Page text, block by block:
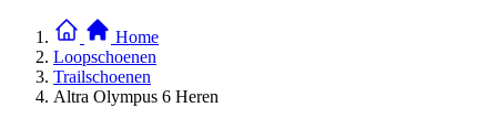
Home
Loopschoenen
Trailschoenen
Altra Olympus 6 Heren